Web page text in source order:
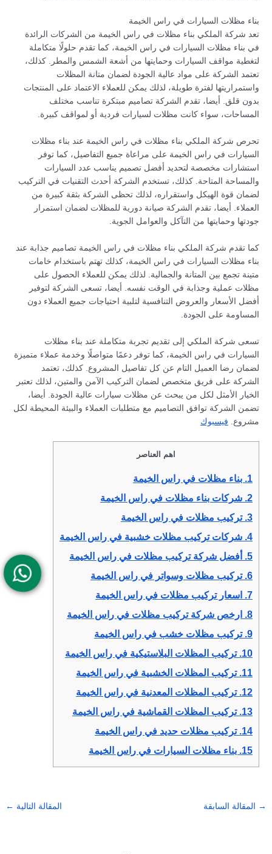
بناء مظلات السيارات في راس الخيمة
تعد شركة الملكي بناء مظلات في راس الخيمة من الشركات الرائدة
في بناء مظلات السيارات في راس الخيمة، كما تقدم حلولًا متكاملة
لتغطية مواقف السيارات وحمايتها من أشعة الشمس والمطر. كذلك،
تعتمد الشركة على مواد عالية الجودة لضمان متانة المظلات
واستمراريتها لفترة طويلة، لذلك يمكن للعملاء الاعتماد على المنتجات
بدون قلق. أيضا، تقدم الشركة تصاميم مبتكرة تناسب مختلف
المساحات، سواء كانت مظلات لسيارات فردية أو لمواقف كبيرة.
تحرص شركة الملكي بناء مظلات في راس الخيمة عند بناء مظلات
السيارات في راس الخيمة على مراعاة جميع التفاصيل، كما توفر
استشارات مخصصة لتحديد أفضل تصميم يناسب عدد السيارات
والمساحة المتاحة. كذلك، تستخدم الشركة أحدث التقنيات في التركيب
لضمان قوة الهيكل واستقراره، لذلك تحظى الشركة بثقة كبيرة من
العملاء. أيضا، تقدم الشركة صيانة دورية للمظلات لضمان استمرار
جودتها وحمايتها من التآكل والعوامل الجوية.
كما تقدم شركة الملكي بناء مظلات في راس الخيمة تصاميم جذابة عند
بناء مظلات السيارات في راس الخيمة، كذلك تهتم باستخدام خامات
متينة تجمع بين المتانة والجمالية. لذلك يمكن للعملاء الحصول على
مظلات عملية وجذابة في الوقت نفسه. أيضا، تسعى الشركة لتوفير
أفضل الأسعار والعروض التنافسية لتلبية احتياجات جميع العملاء دون
المساومة على الجودة.
تسعى شركة الملكي إلى تقديم تجربة متكاملة عند بناء مظلات
السيارات في راس الخيمة، كما توفر دعمًا متواصلًا وخدمة عملاء متميزة
لضمان رضا العميل التام عن كل تفاصيل المشروع. كذلك، تعتمد
الشركة على فريق متخصص لضمان التركيب الآمن والمتين، لذلك تعتبر
الخيار الأمثل لكل من يبحث عن مظلات سيارات عالية الجودة. أيضا،
تضمن الشركة توافق التصاميم مع متطلبات العملاء والبيئة المحيطة لكل
مشروع. فيسبوك
اهم العناصر
1. بناء مظلات في راس الخيمة
2. شركات بناء مظلات في راس الخيمة
3. تركيب مظلات في راس الخيمة
4. شركات تركيب مظلات خشبية في راس الخيمة
5.
أفضل شركة تركيب مظلات في راس الخيمة
6. تركيب مظلات وسواتر في راس الخيمة
7.
اسعار تركيب مظلات في راس الخيمة
8.
ارخص شركة تركيب مظلات في راس الخيمة
9. تركيب مظلات خشب في راس الخيمة
10. تركيب المظلات البلاستيكية في راس الخيمة
11. تركيب المظلات الخشبية في راس الخيمة
12. تركيب المظلات المعدنية في راس الخيمة
13. تركيب المظلات القماشية في راس الخيمة
14. تركيب مظلات حديد في راس الخيمة
15. بناء مظلات السيارات في راس الخيمة
→ المقالة السابقة المقالة التالية ←